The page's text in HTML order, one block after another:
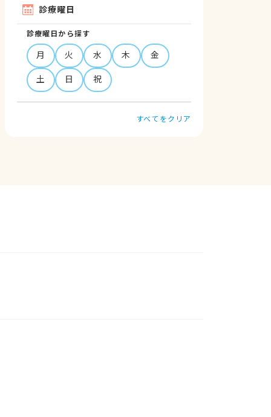
診療曜日
診療曜日から探す
月 火 水 木
金
土
日 祝
すべてをクリア